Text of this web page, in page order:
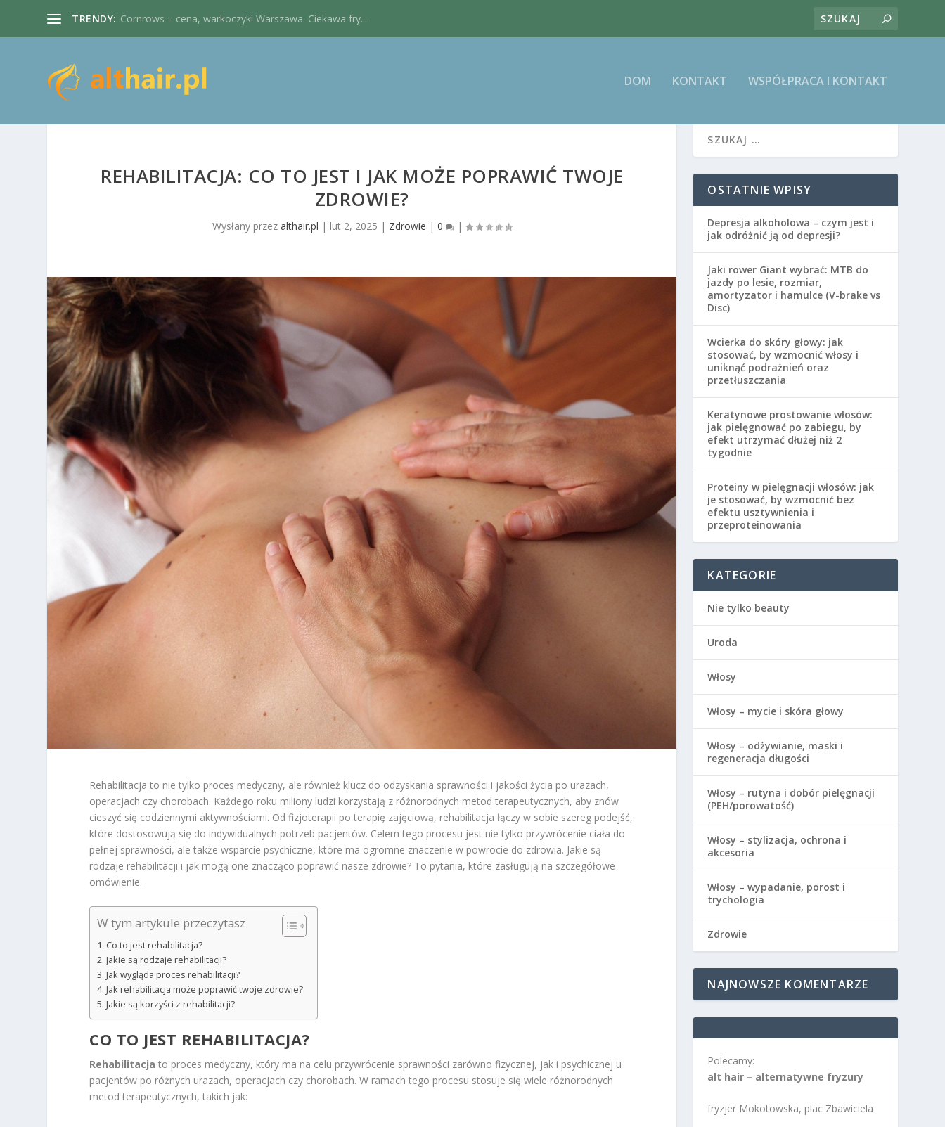
TRENDY: Cornrows – cena, warkoczyki Warszawa. Ciekawa fry...
DOM KONTAKT WSPÓŁPRACA I KONTAKT
REHABILITACJA: CO TO JEST I JAK MOŻE POPRAWIĆ TWOJE
ZDROWIE?
Wysłany przez althair.pl | lut 2, 2025 | Zdrowie | 0 |
Rehabilitacja to nie tylko proces medyczny, ale również klucz do odzyskania sprawności i jakości życia po urazach,
operacjach czy chorobach. Każdego roku miliony ludzi korzystają z różnorodnych metod terapeutycznych, aby znów
cieszyć się codziennymi aktywnościami. Od fizjoterapii po terapię zajęciową, rehabilitacja łączy w sobie szereg podejść,
które dostosowują się do indywidualnych potrzeb pacjentów. Celem tego procesu jest nie tylko przywrócenie ciała do
pełnej sprawności, ale także wsparcie psychiczne, które ma ogromne znaczenie w powrocie do zdrowia. Jakie są
rodzaje rehabilitacji i jak mogą one znacząco poprawić nasze zdrowie? To pytania, które zasługują na szczegółowe
omówienie.
W tym artykule przeczytasz
Co to jest rehabilitacja?
Jakie są rodzaje rehabilitacji?
Jak wygląda proces rehabilitacji?
Jak rehabilitacja może poprawić twoje zdrowie?
Jakie są korzyści z rehabilitacji?
CO TO JEST REHABILITACJA?
Rehabilitacja to proces medyczny, który ma na celu przywrócenie sprawności zarówno fizycznej, jak i psychicznej u
pacjentów po różnych urazach, operacjach czy chorobach. W ramach tego procesu stosuje się wiele różnorodnych
metod terapeutycznych, takich jak:
OSTATNIE WPISY
Depresja alkoholowa – czym jest i
jak odróżnić ją od depresji?
Jaki rower Giant wybrać: MTB do
jazdy po lesie, rozmiar,
amortyzator i hamulce (V-brake vs
Disc)
Wcierka do skóry głowy: jak
stosować, by wzmocnić włosy i
uniknąć podrażnień oraz
przetłuszczania
Keratynowe prostowanie włosów:
jak pielęgnować po zabiegu, by
efekt utrzymać dłużej niż 2
tygodnie
Proteiny w pielęgnacji włosów: jak
je stosować, by wzmocnić bez
efektu usztywnienia i
przeproteinowania
KATEGORIE
Nie tylko beauty
Uroda
Włosy
Włosy – mycie i skóra głowy
Włosy – odżywianie, maski i
regeneracja długości
Włosy – rutyna i dobór pielęgnacji
(PEH/porowatość)
Włosy – stylizacja, ochrona i
akcesoria
Włosy – wypadanie, porost i
trychologia
Zdrowie
NAJNOWSZE KOMENTARZE
Polecamy:
alt hair – alternatywne fryzury
fryzjer Mokotowska, plac Zbawiciela